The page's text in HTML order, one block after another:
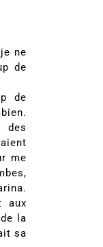
ne
de
de
des
me
aux
la
sa